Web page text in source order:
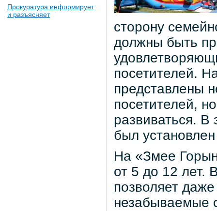
Прокуратура информирует
и разъясняет
сторону
должны быть
посетителей.
представлены
посетителей,
развиваться. В
был
На «Змее
от 5 до 12 лет.
позволяет
незабываемые